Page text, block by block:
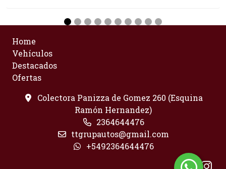
Home
Vehículos
Destacados
Ofertas
Colectora Panizza de Gomez 260 (Esquina
Ramón Hernandez)
2364644476
ttgrupautos@gmail.com
+5492364644476